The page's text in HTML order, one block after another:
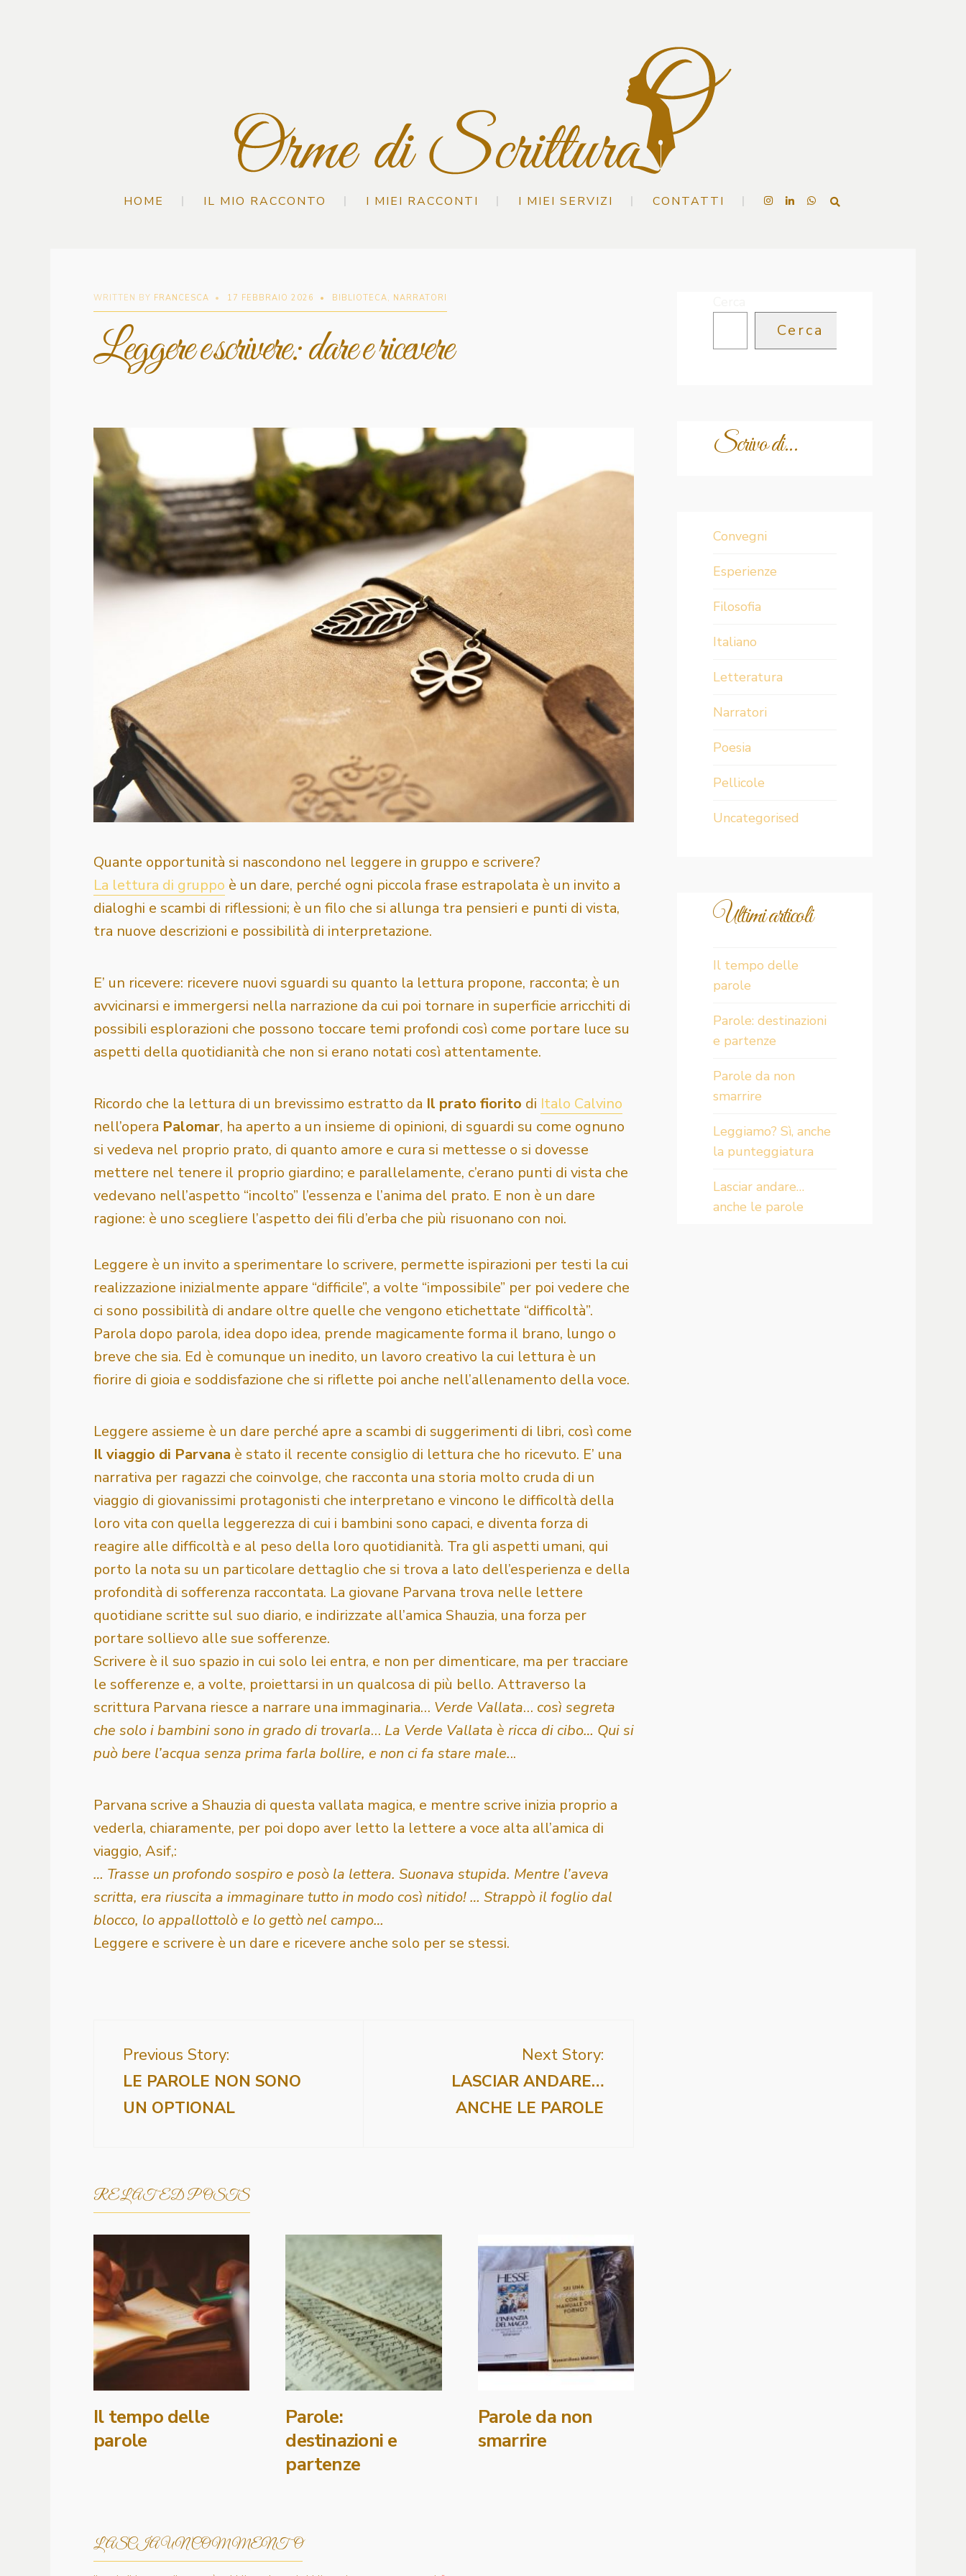
HOME IL MIO RACCONTO I MIEI RACCONTI I MIEI SERVIZI CONTATTI
WRITTEN BY FRANCESCA • 17 FEBBRAIO 2026 • BIBLIOTECA, NARRATORI
Leggere e scrivere: dare e ricevere
Quante opportunità si nascondono nel leggere in gruppo e scrivere?
La lettura di gruppo è un dare, perché ogni piccola frase estrapolata è un invito a
dialoghi e scambi di riflessioni; è un filo che si allunga tra pensieri e punti di vista,
tra nuove descrizioni e possibilità di interpretazione.
E’ un ricevere: ricevere nuovi sguardi su quanto la lettura propone, racconta; è un
avvicinarsi e immergersi nella narrazione da cui poi tornare in superficie arricchiti di
possibili esplorazioni che possono toccare temi profondi così come portare luce su
aspetti della quotidianità che non si erano notati così attentamente.
Ricordo che la lettura di un brevissimo estratto da Il prato fiorito di Italo Calvino
nell’opera Palomar, ha aperto a un insieme di opinioni, di sguardi su come ognuno
si vedeva nel proprio prato, di quanto amore e cura si mettesse o si dovesse
mettere nel tenere il proprio giardino; e parallelamente, c’erano punti di vista che
vedevano nell’aspetto “incolto” l’essenza e l’anima del prato. E non è un dare
ragione: è uno scegliere l’aspetto dei fili d’erba che più risuonano con noi.
Leggere è un invito a sperimentare lo scrivere, permette ispirazioni per testi la cui
realizzazione inizialmente appare “difficile”, a volte “impossibile” per poi vedere che
ci sono possibilità di andare oltre quelle che vengono etichettate “difficoltà”.
Parola dopo parola, idea dopo idea, prende magicamente forma il brano, lungo o
breve che sia. Ed è comunque un inedito, un lavoro creativo la cui lettura è un
fiorire di gioia e soddisfazione che si riflette poi anche nell’allenamento della voce.
Leggere assieme è un dare perché apre a scambi di suggerimenti di libri, così come
Il viaggio di Parvana è stato il recente consiglio di lettura che ho ricevuto. E’ una
narrativa per ragazzi che coinvolge, che racconta una storia molto cruda di un
viaggio di giovanissimi protagonisti che interpretano e vincono le difficoltà della
loro vita con quella leggerezza di cui i bambini sono capaci, e diventa forza di
reagire alle difficoltà e al peso della loro quotidianità. Tra gli aspetti umani, qui
porto la nota su un particolare dettaglio che si trova a lato dell’esperienza e della
profondità di sofferenza raccontata. La giovane Parvana trova nelle lettere
quotidiane scritte sul suo diario, e indirizzate all’amica Shauzia, una forza per
portare sollievo alle sue sofferenze.
Scrivere è il suo spazio in cui solo lei entra, e non per dimenticare, ma per tracciare
le sofferenze e, a volte, proiettarsi in un qualcosa di più bello. Attraverso la
scrittura Parvana riesce a narrare una immaginaria… Verde Vallata… così segreta
che solo i bambini sono in grado di trovarla… La Verde Vallata è ricca di cibo… Qui si
può bere l’acqua senza prima farla bollire, e non ci fa stare male...
Parvana scrive a Shauzia di questa vallata magica, e mentre scrive inizia proprio a
vederla, chiaramente, per poi dopo aver letto la lettere a voce alta all’amica di
viaggio, Asif,:
… Trasse un profondo sospiro e posò la lettera. Suonava stupida. Mentre l’aveva
scritta, era riuscita a immaginare tutto in modo così nitido! … Strappò il foglio dal
blocco, lo appallottolò e lo gettò nel campo…
Leggere e scrivere è un dare e ricevere anche solo per se stessi.
Previous Story:
LE PAROLE NON SONO
UN OPTIONAL
Next Story:
LASCIAR ANDARE…
ANCHE LE PAROLE
RELATED POSTS
Il tempo delle
parole
Parole:
destinazioni e
partenze
Parole da non
smarrire
LASCIA UN COMMENTO
Cerca
Scrivo di...
Convegni
Esperienze
Filosofia
Italiano
Letteratura
Narratori
Poesia
Pellicole
Uncategorised
Ultimi articoli
Il tempo delle
parole
Parole: destinazioni
e partenze
Parole da non
smarrire
Leggiamo? Sì, anche
la punteggiatura
Lasciar andare…
anche le parole